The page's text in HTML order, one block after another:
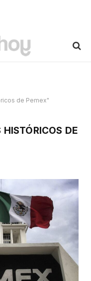
de Pemex"
HISTÓRICOS DE